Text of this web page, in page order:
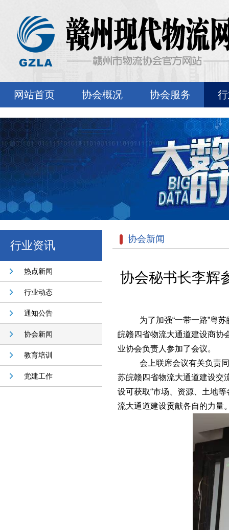
网站首页 协会概况 协会服务
行业资讯
热点新闻
行业动态
通知公告
协会新闻
教育培训
党建工作
协会新闻
协会秘书长李辉
为了加强“一带一路”粤
皖赣四省物流大通道建设商协
业协会负责人参加了会议。
会上联席会议有关负责
苏皖赣四省物流大通道建设交
设可获取“市场、资源、土地
流大通道建设贡献各自的力量